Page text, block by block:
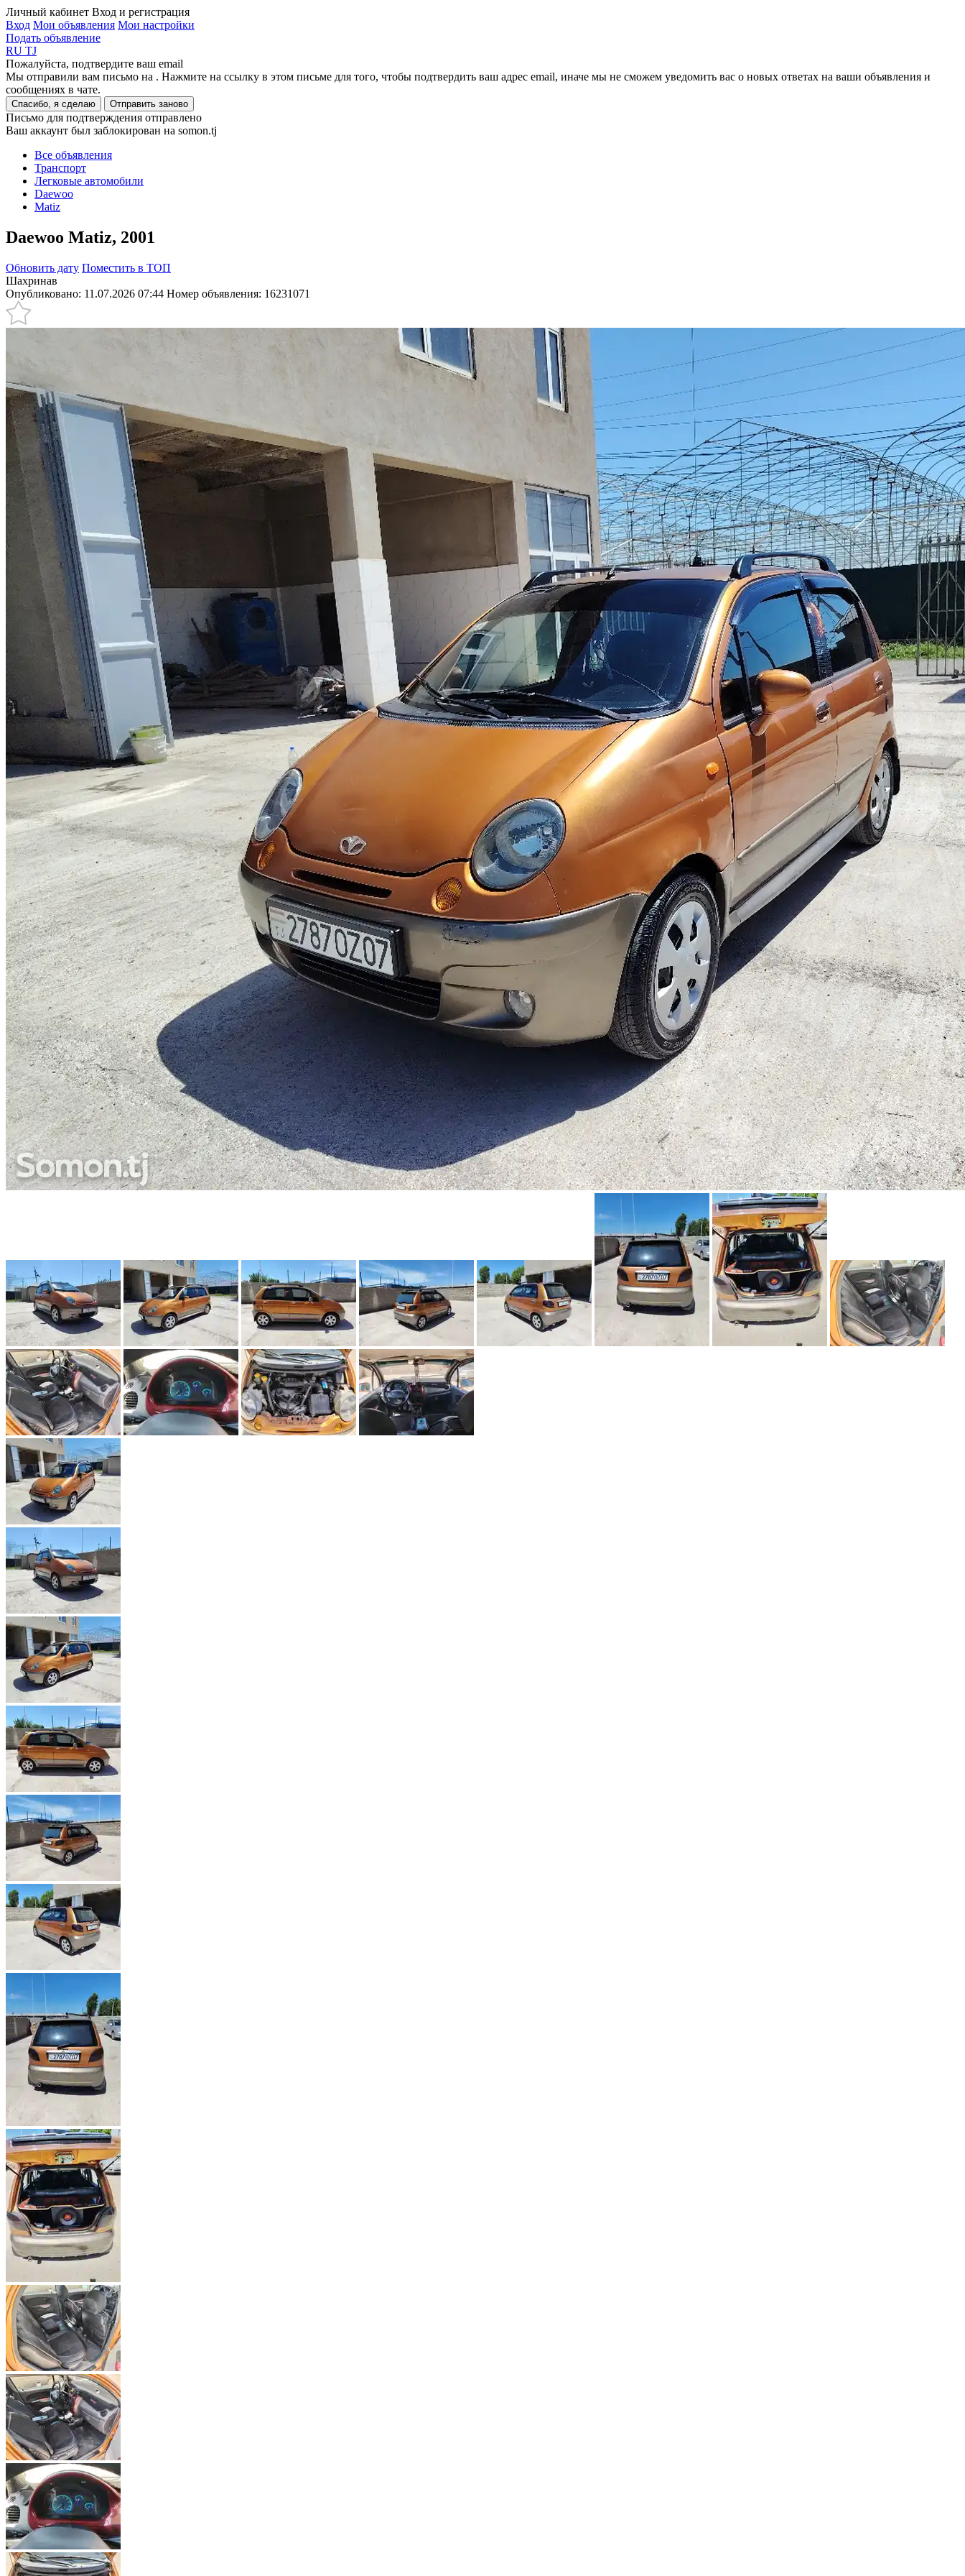
Личный кабинет Вход и регистрация
Вход Мои объявления Мои настройки
Подать объявление
RU TJ
Пожалуйста, подтвердите ваш email
Мы отправили вам письмо на . Нажмите на ссылку в этом письме для того, чтобы подтвердить ваш адрес email, иначе мы не сможем уведомить вас о новых ответах на ваши объявления и
сообщениях в чате.
Спасибо, я сделаю Отправить заново
Письмо для подтверждения отправлено
Ваш аккаунт был заблокирован на somon.tj
Все объявления
Транспорт
Легковые автомобили
Daewoo
Matiz
Daewoo Matiz, 2001
Обновить дату Поместить в ТОП
Шахринав
Опубликовано: 11.07.2026 07:44 Номер объявления: 16231071